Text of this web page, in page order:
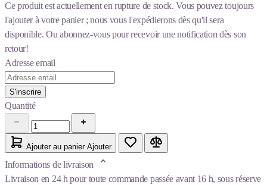
Ce produit est actuellement en rupture de stock. Vous pouvez toujours
l'ajouter à votre panier ; nous vous l'expédierons dès qu'il sera
disponible. Ou abonnez-vous pour recevoir une notification dès son
retour!
Adresse email
S'inscrire
Quantité
Ajouter au panier Ajouter
Informations de livraison
Livraison en 24 h pour toute commande passée avant 16 h, sous réserve